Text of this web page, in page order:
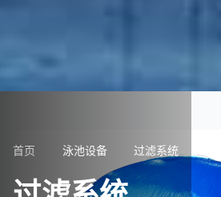
首页 泳池设备 过滤系统